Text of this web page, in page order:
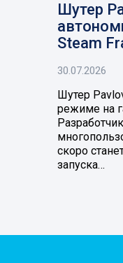
Шутер
Steam
30.07.2026
Шутер
режиме на
скоро
запуска…